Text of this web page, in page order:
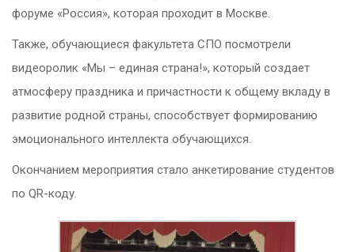
форуме «Россия», которая проходит в Москве.
Также, обучающиеся факультета СПО посмотрели
видеоролик «Мы – единая страна!», который создает
атмосферу праздника и причастности к общему вкладу в
развитие родной страны, способствует формированию
эмоционального интеллекта обучающихся.
Окончанием мероприятия стало анкетирование студентов
по QR-коду.